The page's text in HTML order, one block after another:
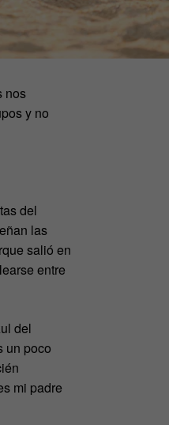
nos
y no
del
las
salió en
entre
del
un poco
mi padre